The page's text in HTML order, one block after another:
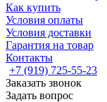
Как купить
Условия оплаты
Условия доставки
Гарантия на товар
Контакты
+7 (919) 725-55-23
Заказать звонок
Задать вопрос